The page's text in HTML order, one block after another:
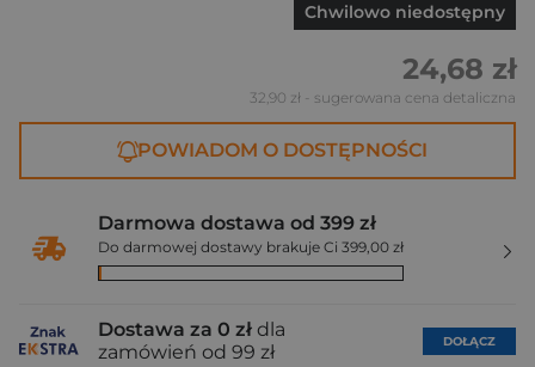
Chwilowo niedostępny
24,68 zł
32,90 zł - sugerowana cena detaliczna
POWIADOM O DOSTĘPNOŚCI
Darmowa dostawa od 399 zł
Do darmowej dostawy brakuje Ci 399,00 zł
Dostawa za 0 zł dla
zamówień od 99 zł
DOŁĄCZ